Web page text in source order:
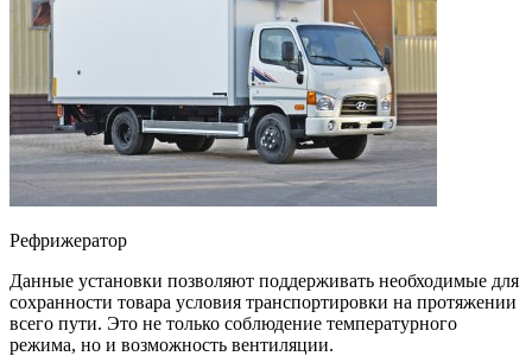
Рефрижератор
Данные установки позволяют поддерживать необходимые для
сохранности товара условия транспортировки на протяжении
всего пути. Это не только соблюдение температурного
режима, но и возможность вентиляции.